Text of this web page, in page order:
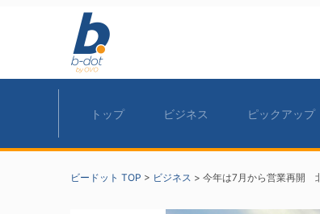
トップ ビジネス ピックアップ
ビードット TOP > ビジネス > 今年は7月から営業再開